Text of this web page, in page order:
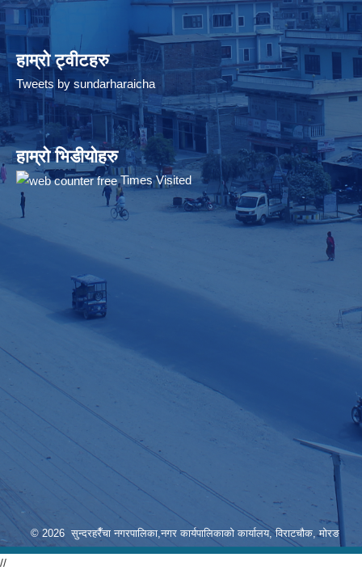
हाम्रो ट्वीटहरु
Tweets by sundarharaicha
हाम्रो भिडीयोहरु
Times Visited
© 2026 सुन्दरहरैँचा नगरपालिका,नगर कार्यपालिकाको कार्यालय, विराटचौक, मोरङ
//